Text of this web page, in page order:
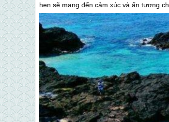
hẹn sẽ mang đến cảm xúc và ấn tượng